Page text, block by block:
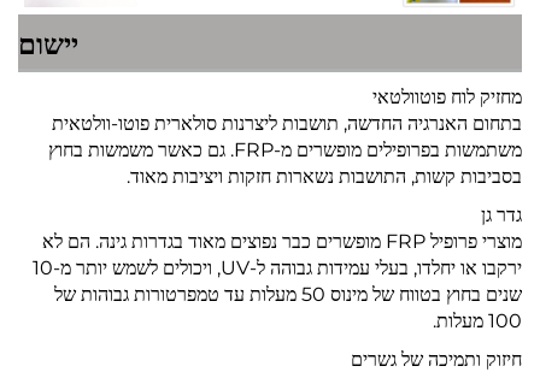
יישום
מחזיק לוח פוטוולטאי
בתחום האנרגיה החדשה, תושבות ליצרנות סולארית פוטו-וולטאית
משתמשות בפרופילים מופשרים מ-FRP. גם כאשר משמשות בחוץ
בסביבות קשות, התושבות נשארות חזקות ויציבות מאוד.
גדר גן
מוצרי פרופיל FRP מופשרים כבר נפוצים מאוד בגדרות גינה. הם לא
ירקבו או יחלדו, בעלי עמידות גבוהה ל-UV, ויכולים לשמש יותר מ-10
שנים בחוץ בטווח של מינוס 50 מעלות עד טמפרטורות גבוהות של
100 מעלות.
חיזוק ותמיכה של גשרים